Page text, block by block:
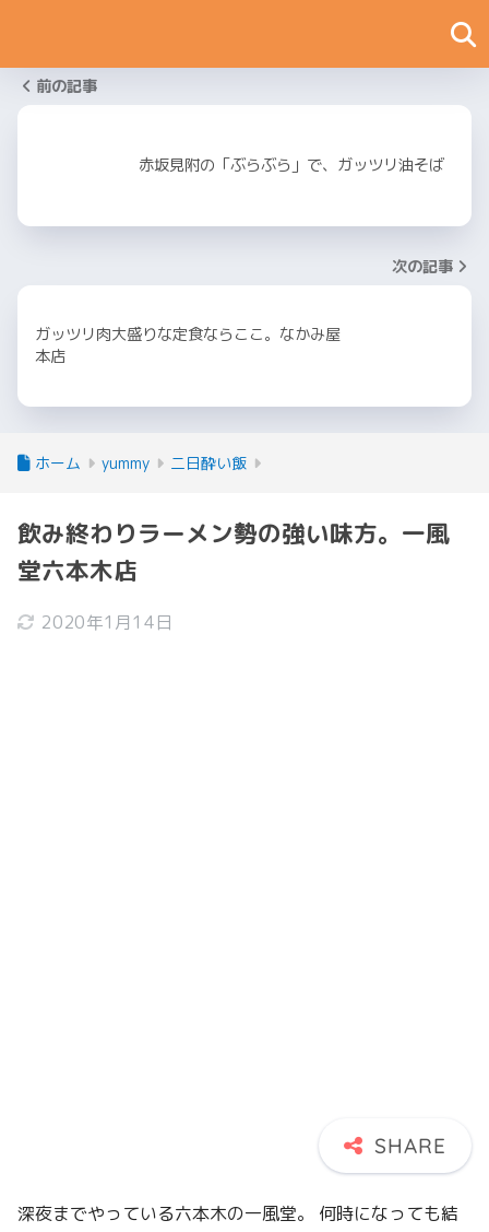
前の記事
赤坂見附の「ぶらぶら」で、ガッツリ油そば
次の記事
ガッツリ肉大盛りな定食ならここ。なかみ屋
本店
ホーム yummy 二日酔い飯
飲み終わりラーメン勢の強い味方。一風
堂六本木店
2020年1月14日
深夜までやっている六本木の一風堂。 何時になっても結